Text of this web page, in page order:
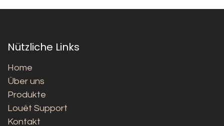
Nützliche Links
Home
Über uns
Produkte
Louët Support
Kontakt